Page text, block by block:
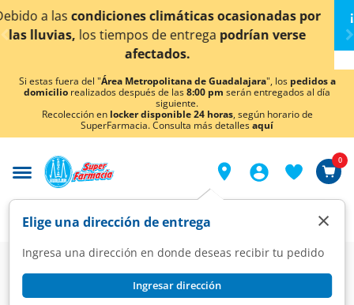
< div class="carousel-inner">
ocasionadas por
podrían verse
¡Ahora también en
conocer
Si estas fuera del "Área Metropolitana de Guadalajara", los pedidos a
domicilio realizados después de las8:00 pm serán entregados al día
siguiente.
Recolección en locker disponible 24 horas, según horario de
SuperFarmacia. Consulta más detallesaquí
Elige una dirección de entrega
Ingresa una dirección en donde deseas recibir tu pedido
Ingresar dirección
×
0
Farmacia
Vitaminas y Suplementos
Suplementos Alimenticios
CBD LIFE